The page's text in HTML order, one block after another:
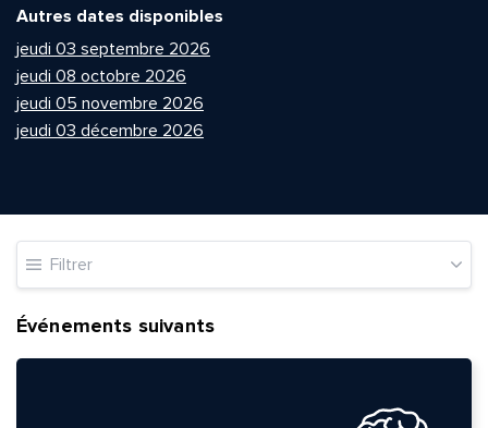
Autres dates disponibles
jeudi 03 septembre 2026
jeudi 08 octobre 2026
jeudi 05 novembre 2026
jeudi 03 décembre 2026
Filtrer
Événements suivants